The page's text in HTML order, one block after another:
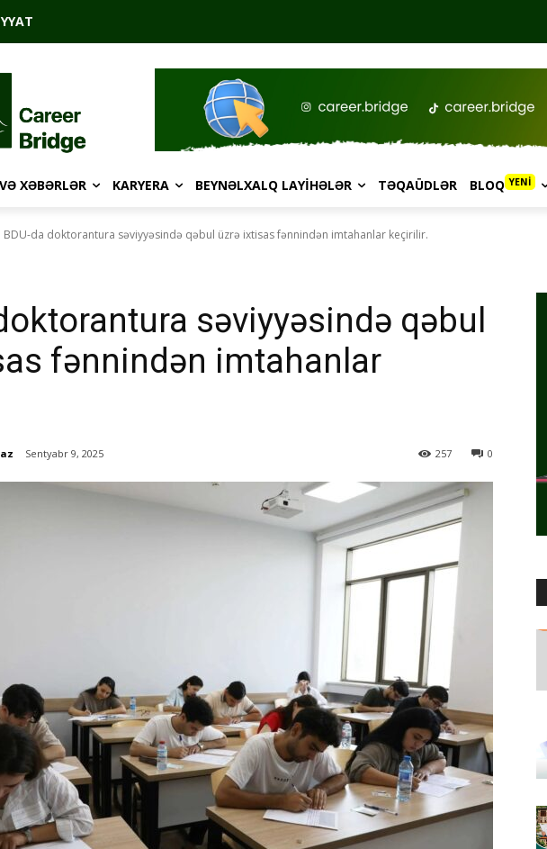
XƏBƏRLƏR KARYERA BEYNƏLXALQ LAYIHƏLƏR TƏQAÜDLƏR BLOQ YENİ
BDU-da doktorantura səviyyəsində qəbul üzrə ixtisas fənnindən imtahanlar keçirilir.
səviyyəsində qəbul
fənnindən imtahanlar
Sentyabr 9, 2025 0
257